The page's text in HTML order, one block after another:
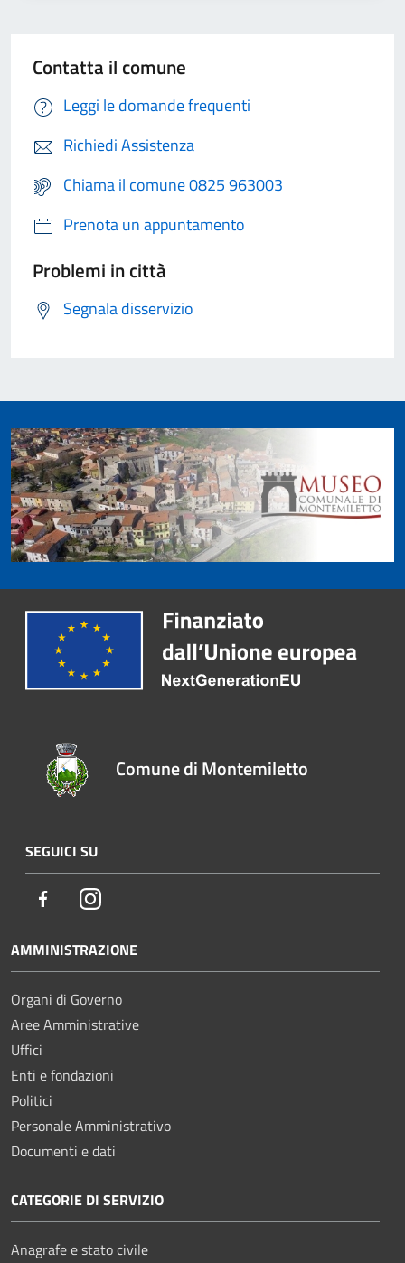
Contatta il comune
Leggi le domande frequenti
Richiedi Assistenza
Chiama il comune 0825 963003
Prenota un appuntamento
Problemi in città
Segnala disservizio
Comune di Montemiletto
SEGUICI SU
FacebookInstagram
AMMINISTRAZIONE
Organi di Governo
Aree Amministrative
Uffici
Enti e fondazioni
Politici
Personale Amministrativo
Documenti e dati
CATEGORIE DI SERVIZIO
Anagrafe e stato civile